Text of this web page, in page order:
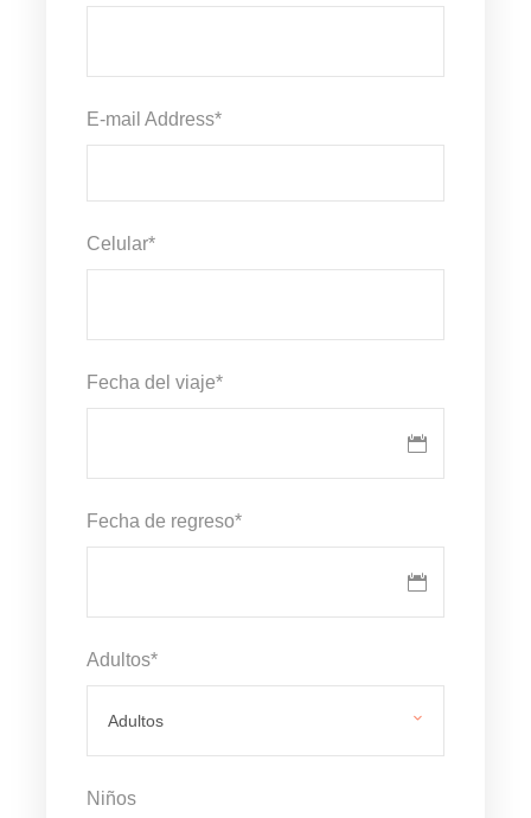
E-mail Address*
Celular*
Fecha del viaje*
Fecha de regreso*
Adultos*
Niños